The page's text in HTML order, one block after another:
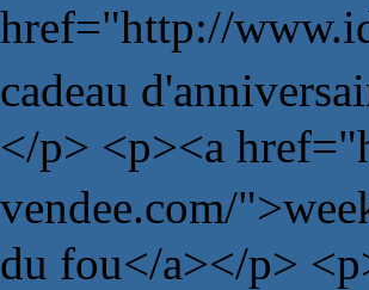
href="http://
cadeau
</p> <p><a
vendee.com/
du fou</a></p>